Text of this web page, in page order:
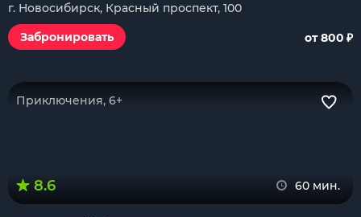
г. Новосибирск, Красный проспект, 100
Забронировать
от 800 ₽
Приключения, 6+
8.6 60 мин.